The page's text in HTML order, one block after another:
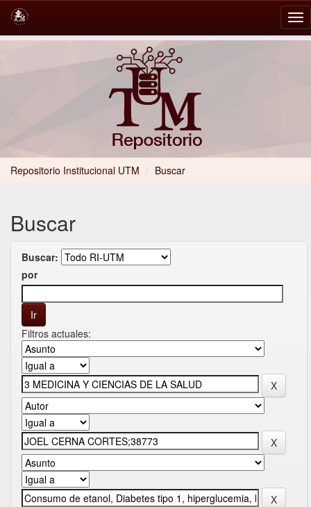
Repositorio Institucional UTM / Buscar
Buscar
Buscar:
por
Filtros actuales: